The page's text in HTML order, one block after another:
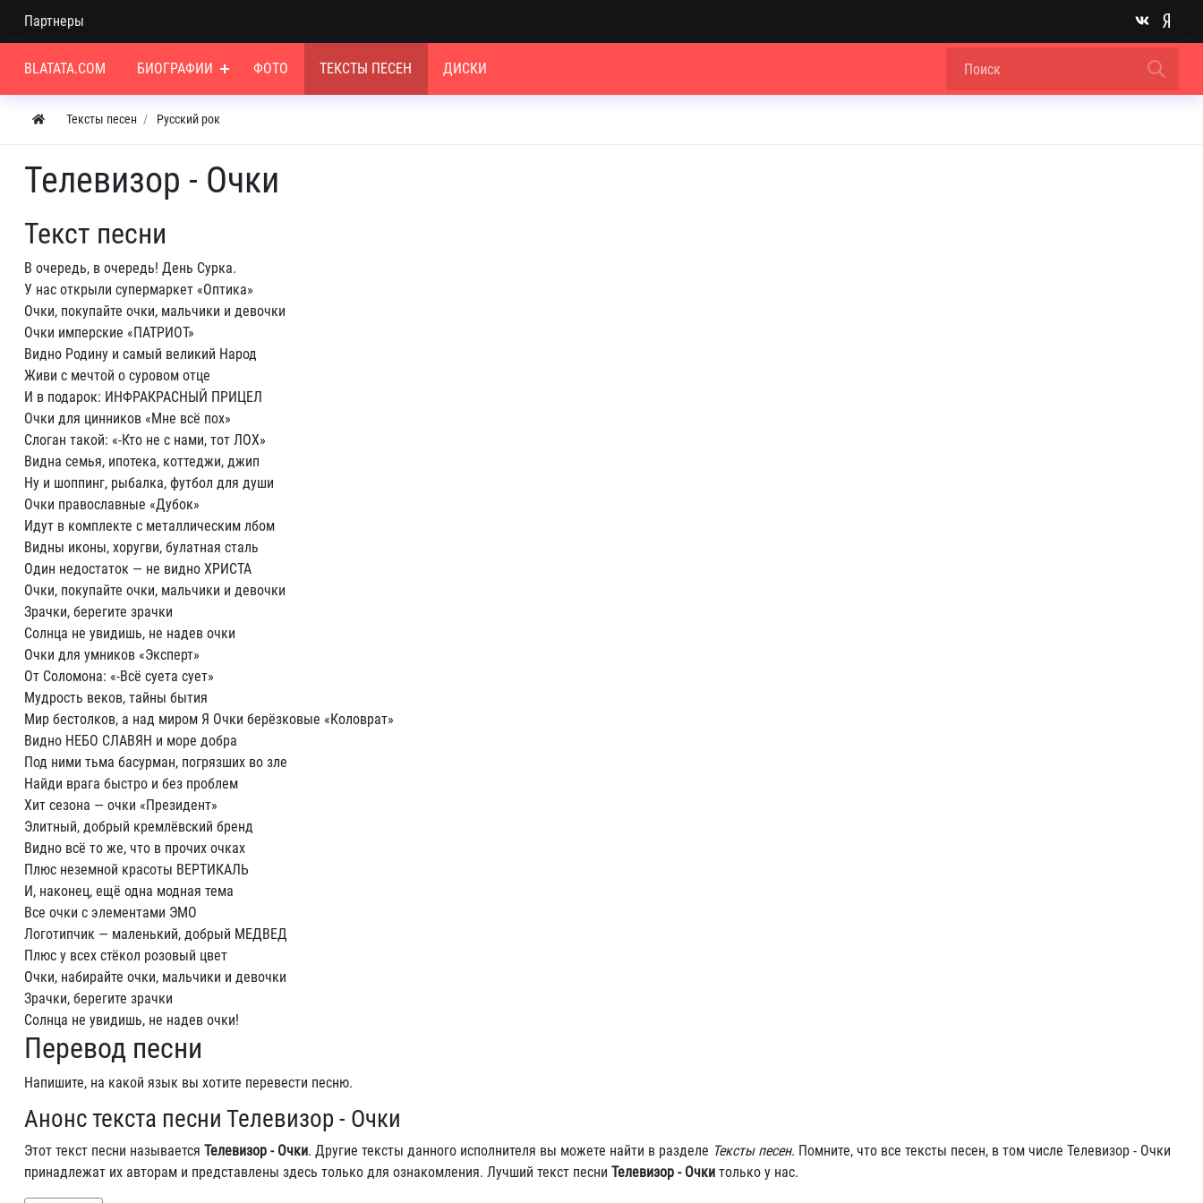
Партнеры
BLATATA.COM БИОГРАФИИ ФОТО ТЕКСТЫ ПЕСЕН ДИСКИ
Тексты песен Русский рок
Телевизор - Очки
Текст песни
В очередь, в очередь! День Сурка.
У нас открыли супермаркет «Оптика»
Очки, покупайте очки, мальчики и девочки
Очки имперские «ПАТРИОТ»
Видно Родину и самый великий Народ
Живи с мечтой о суровом отце
И в подарок: ИНФРАКРАСНЫЙ ПРИЦЕЛ
Очки для цинников «Мне всё пох»
Слоган такой: «-Кто не с нами, тот ЛОХ»
Видна семья, ипотека, коттеджи, джип
Ну и шоппинг, рыбалка, футбол для души
Очки православные «Дубок»
Идут в комплекте с металлическим лбом
Видны иконы, хоругви, булатная сталь
Один недостаток — не видно ХРИСТА
Очки, покупайте очки, мальчики и девочки
Зрачки, берегите зрачки
Солнца не увидишь, не надев очки
Очки для умников «Эксперт»
От Соломона: «-Всё суета сует»
Мудрость веков, тайны бытия
Мир бестолков, а над миром Я Очки берёзковые «Коловрат»
Видно НЕБО СЛАВЯН и море добра
Под ними тьма басурман, погрязших во зле
Найди врага быстро и без проблем
Хит сезона — очки «Президент»
Элитный, добрый кремлёвский бренд
Видно всё то же, что в прочих очках
Плюс неземной красоты ВЕРТИКАЛЬ
И, наконец, ещё одна модная тема
Все очки с элементами ЭМО
Логотипчик — маленький, добрый МЕДВЕД
Плюс у всех стёкол розовый цвет
Очки, набирайте очки, мальчики и девочки
Зрачки, берегите зрачки
Солнца не увидишь, не надев очки!
Перевод песни
Напишите, на какой язык вы хотите перевести песню.
Анонс текста песни Телевизор - Очки
Этот текст песни называется Телевизор - Очки. Другие тексты данного исполнителя вы можете найти в разделе Тексты песен. Помните, что все тексты песен, в том числе Телевизор - Очки
принадлежат их авторам и представлены здесь только для ознакомления. Лучший текст песни Телевизор - Очки только у нас.